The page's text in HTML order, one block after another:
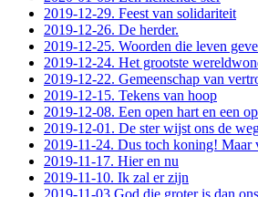
2019-12-29. Feest van solidariteit
2019-12-26. De herder.
2019-12-25. Woorden die leven
2019-12-24. Het grootste
2019-12-22. Gemeenschap van
2019-12-15. Tekens van hoop
2019-12-08. Een open hart en een
2019-12-01. De ster wijst ons de
2019-11-24. Dus toch koning! Maar
2019-11-17. Hier en nu
2019-11-10. Ik zal er zijn